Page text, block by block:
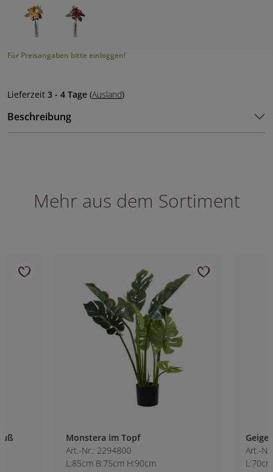
Für Preisangaben bitte einloggen!
Lieferzeit 3 - 4 Tage (Ausland)
Beschreibung
Mehr aus dem Sortiment
Monstera im Topf
Art.-Nr.: 2294800
L:85cm B:75cm H:90cm
Geigen-Feige
Art.-Nr.: 2295100
L:70cm B:70cm